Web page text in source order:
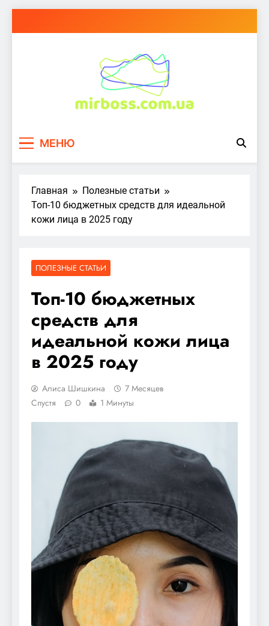
МЕНЮ
Главная
Полезные статьи
Топ-10 бюджетных средств для идеальной
кожи лица в 2025 году
ПОЛЕЗНЫЕ СТАТЬИ
Топ-10 бюджетных
средств для
идеальной кожи лица
в 2025 году
Алиса Шишкина
7 Месяцев
Спустя
0 1 Минуты